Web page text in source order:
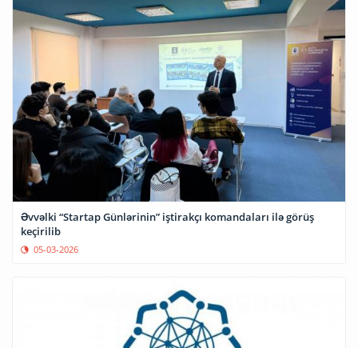
Əvvəlki “Startap Günlərinin” iştirakçı komandaları ilə görüş
keçirilib
05-03-2026